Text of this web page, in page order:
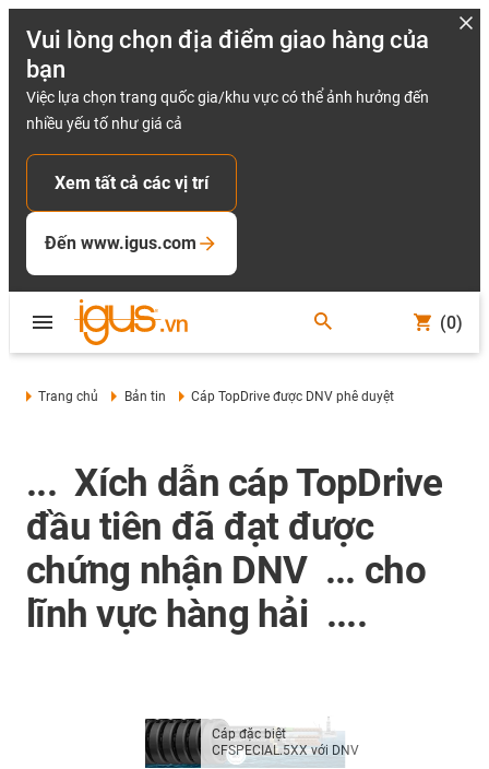
Vui lòng chọn địa điểm giao hàng của
bạn
Việc lựa chọn trang quốc gia/khu vực có thể ảnh hưởng đến
nhiều yếu tố như giá cả
Xem tất cả các vị trí
Đến www.igus.com
(0)
Trang chủ Bản tin Cáp TopDrive được DNV phê duyệt
... Xích dẫn cáp TopDrive
đầu tiên đã đạt được
chứng nhận DNV ... cho
lĩnh vực hàng hải ....
Cáp đặc biệt
CFSPECIAL.5XX với DNV